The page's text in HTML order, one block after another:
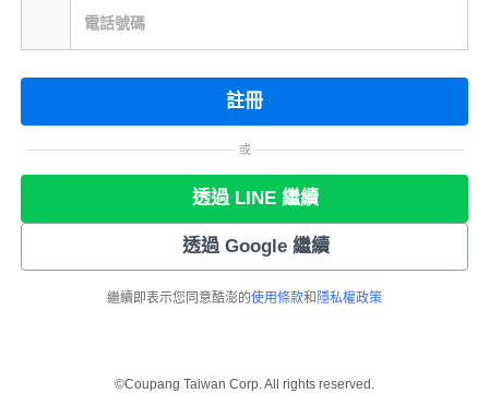
電話號碼
註冊
或
透過 LINE 繼續
透過 Google 繼續
繼續即表示您同意酷澎的使用條款和 隱私權政策
©Coupang Taiwan Corp. All rights reserved.